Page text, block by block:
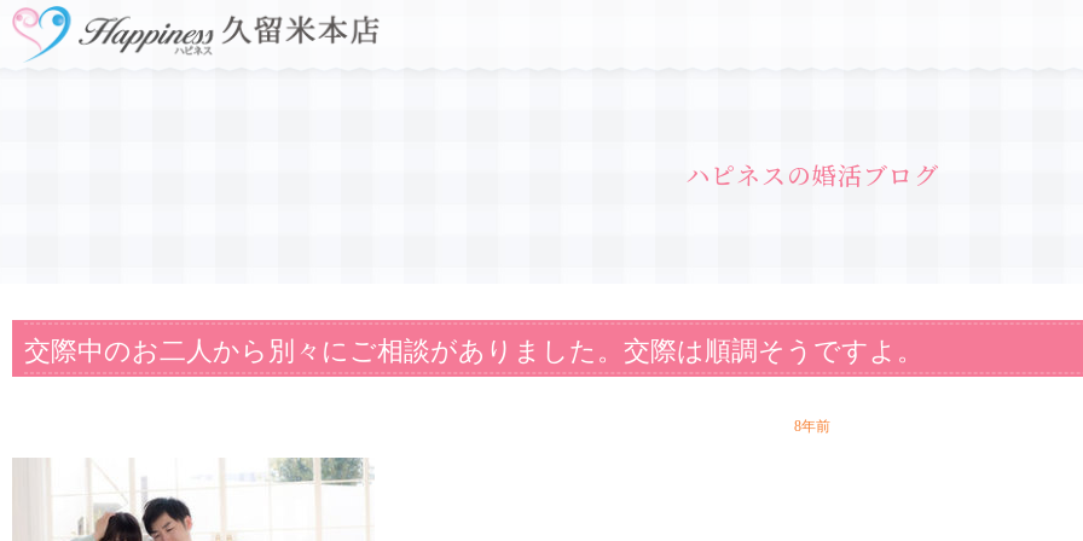
ハピネスの婚活ブログ
交際中のお二人から別々にご相談がありました。交際は順調そうですよ。
8年前